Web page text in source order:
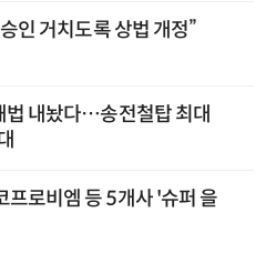
인 거치도록 상법 개정”
법 내놨다…송전철탑 최대
프로비엠 등 5개사 '슈퍼 을